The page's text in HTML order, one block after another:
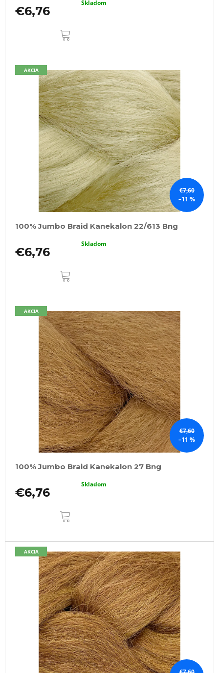
€6,76
Skladom
€7,60
–11 %
AKCIA
100% Jumbo Braid Kanekalon 22/613 Bng
€6,76
Skladom
€7,60
–11 %
AKCIA
100% Jumbo Braid Kanekalon 27 Bng
€6,76
Skladom
AKCIA